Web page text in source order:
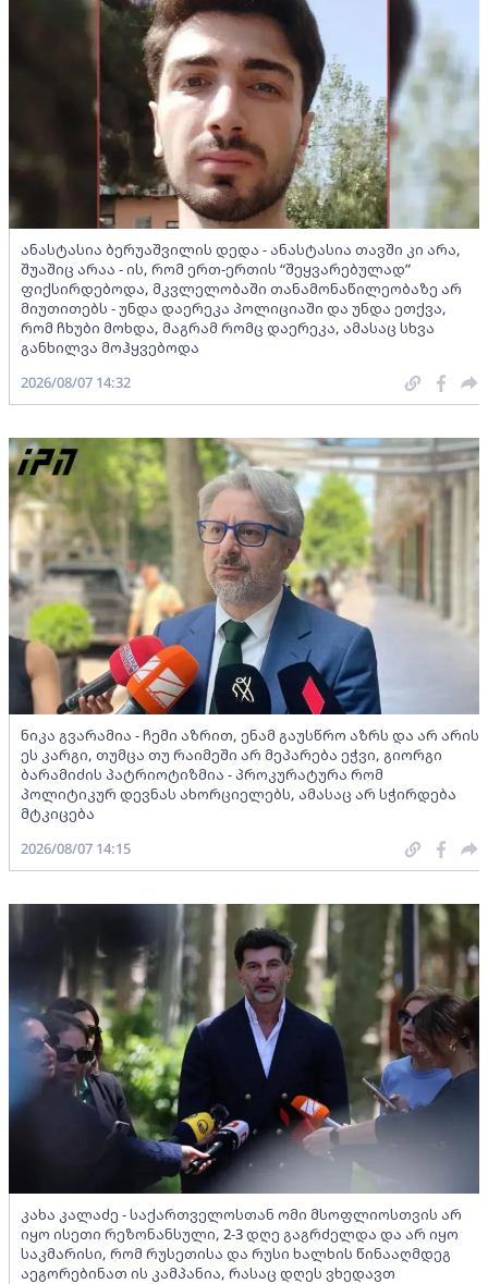
ანასტასია ბერუაშვილის დედა - ანასტასია თავში კი არა,
შუაშიც არაა - ის, რომ ერთ-ერთის “შეყვარებულად”
ფიქსირდებოდა, მკვლელობაში თანამონაწილეობაზე არ
მიუთითებს - უნდა დაერეკა პოლიციაში და უნდა ეთქვა,
რომ ჩხუბი მოხდა, მაგრამ რომც დაერეკა, ამასაც სხვა
განხილვა მოჰყვებოდა
2026/08/07 14:32
ნიკა გვარამია - ჩემი აზრით, ენამ გაუსწრო აზრს და არ არის
ეს კარგი, თუმცა თუ რაიმეში არ მეპარება ეჭვი, გიორგი
ბარამიძის პატრიოტიზმია - პროკურატურა რომ
პოლიტიკურ დევნას ახორციელებს, ამასაც არ სჭირდება
მტკიცება
2026/08/07 14:15
კახა კალაძე - საქართველოსთან ომი მსოფლიოსთვის არ
იყო ისეთი რეზონანსული, 2-3 დღე გაგრძელდა და არ იყო
საკმარისი, რომ რუსეთისა და რუსი ხალხის წინააღმდეგ
აეგორებინათ ის კამპანია, რასაც დღეს ვხედავთ